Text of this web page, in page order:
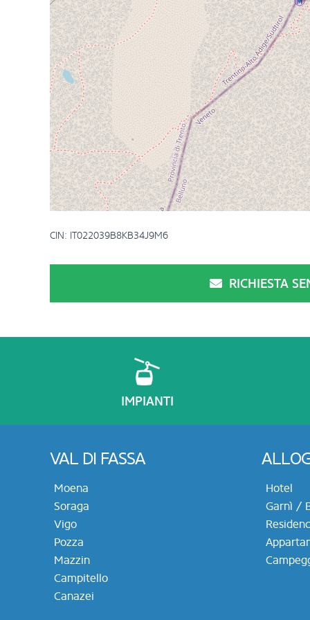
CIN: IT022039B8KB34J9M6
RICHIESTA
IMPIANTI
VAL DI FASSA
Moena
Soraga
Vigo
Pozza
Mazzin
Campitello
Canazei
Hotel
Garnì /